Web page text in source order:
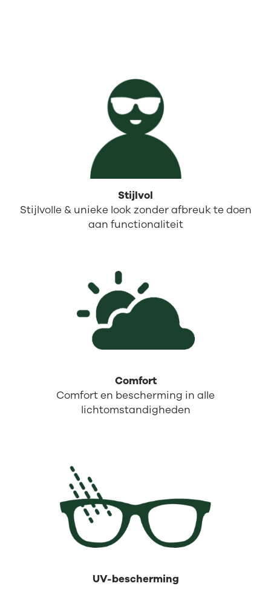
Stijlvol
Stijlvolle & unieke look zonder afbreuk te doen
aan functionaliteit
Comfort
Comfort en bescherming in alle
lichtomstandigheden
UV-bescherming